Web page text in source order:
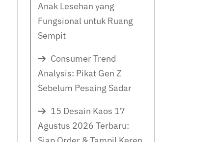
Anak Lesehan yang
Fungsional untuk Ruang
Sempit
Consumer Trend
Analysis: Pikat Gen Z
Sebelum Pesaing Sadar
15 Desain Kaos 17
Agustus 2026 Terbaru: